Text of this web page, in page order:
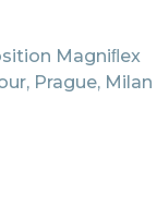
Magniﬂex
Prague, Milan